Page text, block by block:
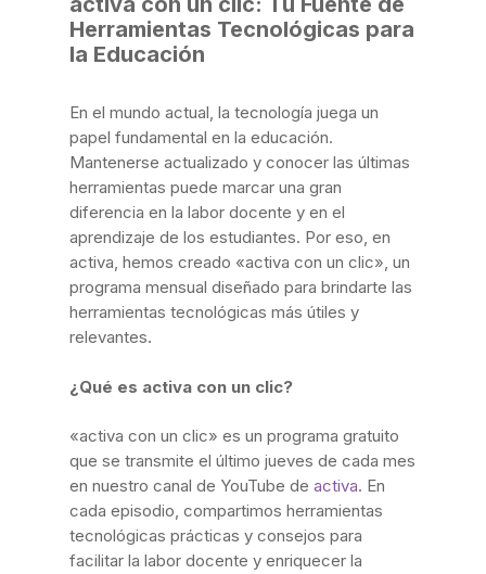
Herramientas Tecnológicas para
la Educación
En el mundo actual, la tecnología juega un
papel fundamental en la educación.
Mantenerse actualizado y conocer las últimas
herramientas puede marcar una gran
diferencia en la labor docente y en el
aprendizaje de los estudiantes. Por eso, en
activa, hemos creado «activa con un clic», un
programa mensual diseñado para brindarte las
herramientas tecnológicas más útiles y
relevantes.
¿Qué es activa con un clic?
«activa con un clic» es un programa gratuito
que se transmite el último jueves de cada mes
en nuestro canal de YouTube de activa. En
cada episodio, compartimos herramientas
tecnológicas prácticas y consejos para
facilitar la labor docente y enriquecer la